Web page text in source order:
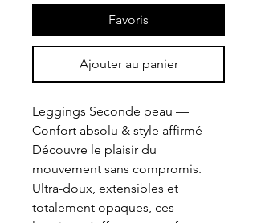
Favoris
Ajouter au panier
Leggings Seconde peau —
Confort absolu & style affirmé
Découvre le plaisir du
mouvement sans compromis.
Ultra-doux, extensibles et
totalement opaques, ces